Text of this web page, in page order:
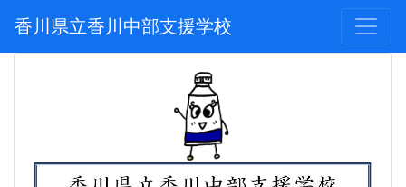
香川県立香川中部支援学校